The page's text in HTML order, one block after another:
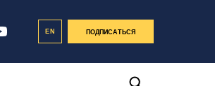
EN ПОДПИСАТЬСЯ